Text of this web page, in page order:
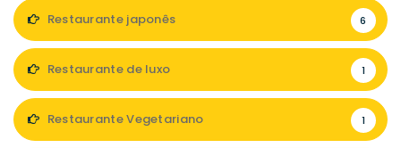
Restaurante japonês 6
Restaurante de luxo 1
Restaurante Vegetariano 1